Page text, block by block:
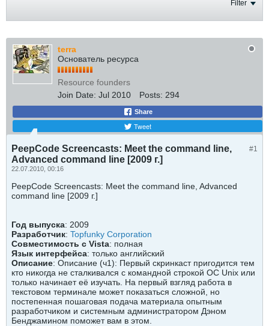
Filter
terra
Основатель ресурса
Resource founders
Join Date: Jul 2010 Posts: 294
Share
Tweet
#1
PeepCode Screencasts: Meet the command line,
Advanced command line [2009 г.]
22.07.2010, 00:16
PeepCode Screencasts: Meet the command line, Advanced
command line [2009 г.]
Год выпуска: 2009
Разработчик: Topfunky Corporation
Совместимость с Vista: полная
Язык интерфейса: только английский
Описание: Описание (ч1): Первый скринкаст пригодится тем
кто никогда не сталкивался с командной строкой ОС Unix или
только начинает её изучать. На первый взгляд работа в
текстовом терминале может показаться сложной, но
постепенная пошаговая подача материала опытным
разработчиком и системным администратором Дэном
Бенджамином поможет вам в этом.